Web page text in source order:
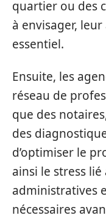
quartier ou des
à envisager,
essentiel.
Ensuite, les
réseau de
que des
des
d’optimiser le
ainsi le stress
administratives
nécessaires